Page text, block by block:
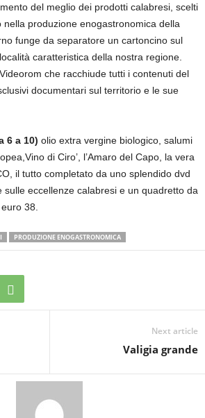
del meglio dei prodotti calabresi, scelti
nella produzione enogastronomica della
funge da separatore un cartoncino sul
caratteristica della nostra regione.
che racchiude tutti i contenuti del
documentari sul territorio e le sue
6 a 10) olio extra vergine biologico, salumi
di Ciro’, l’Amaro del Capo, la vera
il tutto completato da uno splendido dvd
sulle eccellenze calabresi e un quadretto da
38.
PRODUZIONE ENOGASTRONOMICA
Next article
Valigia grande